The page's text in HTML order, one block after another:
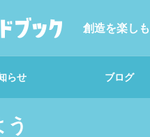
創造を楽し
らせ ブログ